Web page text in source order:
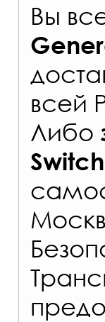
Вы
всей
Либо